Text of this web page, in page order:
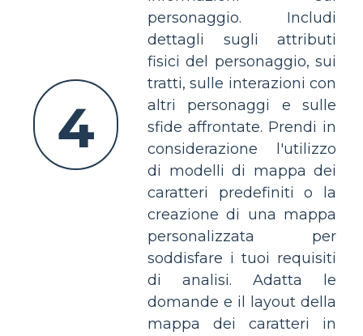
4
personaggio. Includi
dettagli sugli attributi
fisici del personaggio, sui
tratti, sulle interazioni con
altri personaggi e sulle
sfide affrontate. Prendi in
considerazione l'utilizzo
di modelli di mappa dei
caratteri predefiniti o la
creazione di una mappa
personalizzata per
soddisfare i tuoi requisiti
di analisi. Adatta le
domande e il layout della
mappa dei caratteri in